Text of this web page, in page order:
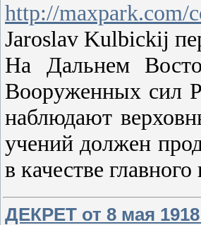
http://maxpark.com/
Jaroslav Kulbickij
На Дальнем
Вооруженных сил
наблюдают
учений должен
в качестве главного
ДЕКРЕТ от 8 мая